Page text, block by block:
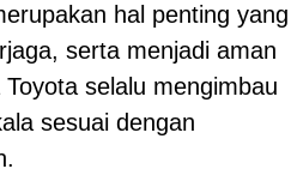
hal penting yang
serta menjadi aman
selalu mengimbau
sesuai dengan